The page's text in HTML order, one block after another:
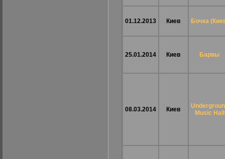
01.12.2013 Киев Бочка
25.01.2014 Киев Барвы
08.03.2014 Киев
Music Hall